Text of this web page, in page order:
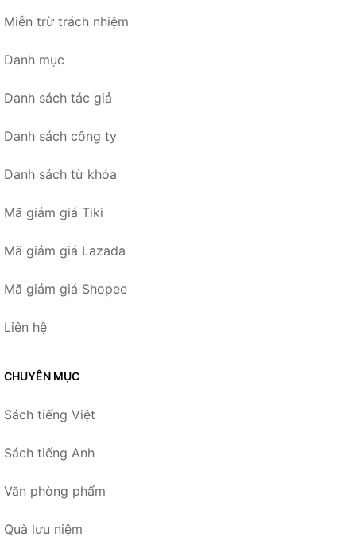
Miễn trừ trách nhiệm
Danh mục
Danh sách tác giả
Danh sách công ty
Danh sách từ khóa
Mã giảm giá Tiki
Mã giảm giá Lazada
Mã giảm giá Shopee
Liên hệ
CHUYÊN MỤC
Sách tiếng Việt
Sách tiếng Anh
Văn phòng phẩm
Quà lưu niệm